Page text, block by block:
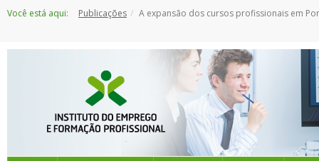
paraVocê está aqui: Publicações A expansão dos cursos profissionais em Portugal: que impacto na educação, no emprego e no